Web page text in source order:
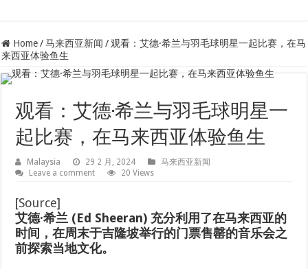
Home / 马来西亚新闻 / 观看：艾德·希兰与羽毛球明星一起比赛，在马
来西亚体验鱼生
观看：艾德·希兰与羽毛球明星一
起比赛，在马来西亚体验鱼生
Malaysia 29 2 月, 2024
马来西亚新闻
Leave a comment
20 Views
[Source]
艾德·希兰 (Ed Sheeran) 充分利用了在马来西亚的
时间，在周末于吉隆坡举行的门票售罄的音乐会之
前探索当地文化。